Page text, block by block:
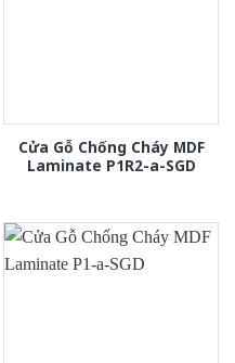
Cửa Gỗ Chống Cháy MDF
Laminate P1R2-a-SGD